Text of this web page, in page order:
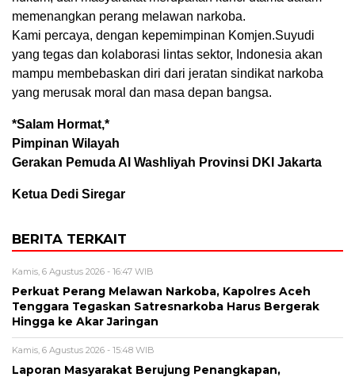
memenangkan perang melawan narkoba.
Kami percaya, dengan kepemimpinan Komjen.Suyudi
yang tegas dan kolaborasi lintas sektor, Indonesia akan
mampu membebaskan diri dari jeratan sindikat narkoba
yang merusak moral dan masa depan bangsa.
*Salam Hormat,*
Pimpinan Wilayah
Gerakan Pemuda Al Washliyah Provinsi DKI Jakarta
Ketua Dedi Siregar
BERITA TERKAIT
Kamis, 6 Agustus 2026 - 16:47 WIB
Perkuat Perang Melawan Narkoba, Kapolres Aceh
Tenggara Tegaskan Satresnarkoba Harus Bergerak
Hingga ke Akar Jaringan
Kamis, 6 Agustus 2026 - 15:48 WIB
Laporan Masyarakat Berujung Penangkapan,